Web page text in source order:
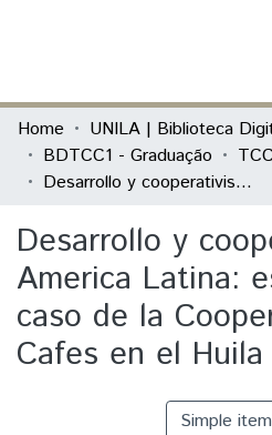
Communities & Collections
All of DSpace
Home
BDTCC1 - Graduação
Desarrollo y cooperativismo en America Latina: estudio de caso de la Cooperativa Global Cafes en el Huila - Colombia
Desarrollo y
America Latina:
caso de la
Cafes en el
Simple